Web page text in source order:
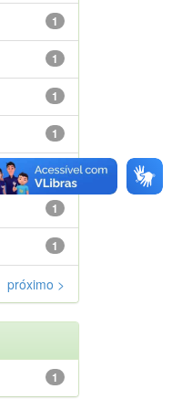
1
1
1
1
1
1
1
próximo >
1